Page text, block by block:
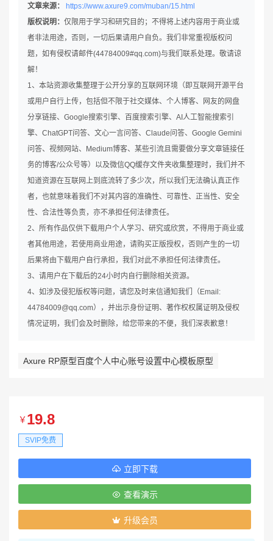
文章来源：
https://www.axure9.com/muban/15.html
版权说明： 仅限用于学习和研究目的；不得将上述内容用于商业或
者非法用途，否则，一切后果请用户自负。我们非常重视版权问
题，如有侵权请邮件(44784009#qq.com)与我们联系处理。敬请谅
解！
1、本站资源收集整理于公开分享的互联网环境（即互联网开源平台
或用户自行上传，包括但不限于社交媒体、个人博客、网友的网盘
分享链接、Google搜索引擎、百度搜索引擎、AI人工智能搜索引
擎、ChatGPT问答、文心一言问答、Claude问答、Google Gemini
问答、视频网站、Medium博客、某些引流且需要做分享文章链接任
务的博客/公众号等）以及微信QQ缓存文件夹收集整理时，我们并不
知道资源在互联网上到底流转了多少次，所以我们无法确认真正作
者，也就意味着我们不对其内容的准确性、可靠性、正当性、安全
性、合法性等负责，亦不承担任何法律责任。
2、所有作品仅供下载用户个人学习、研究或欣赏，不得用于商业或
者其他用途，若使用商业用途，请购买正版授权，否则产生的一切
后果将由下载用户自行承担，我们对此不承担任何法律责任。
3、请用户在下载后的24小时内自行删除相关资源。
4、如涉及侵犯版权等问题，请您及时来信通知我们（Email:
44784009@qq.com），并出示身份证明、著作权权属证明及侵权
情况证明，我们会及时删除，给您带来的不便，我们深表歉意！
Axure RP原型百度个人中心账号设置中心模板原型
￥ 19.8
SVIP免费
立即下载
查看演示
升级会员